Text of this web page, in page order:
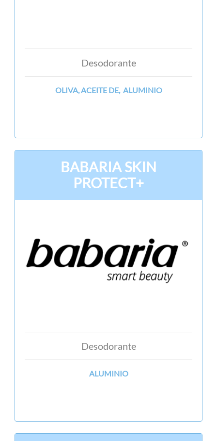
Desodorante
OLIVA, ACEITE DE, ALUMINIO
BABARIA SKIN
PROTECT+
Desodorante
ALUMINIO